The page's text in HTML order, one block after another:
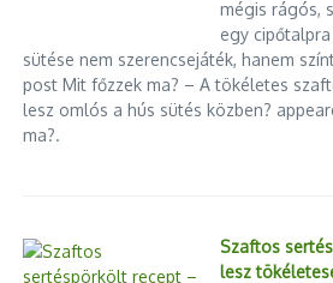
mégis rágós,
egy
sütése nem szerencsejáték, hanem
post Mit főzzek ma? – A tökéletes
lesz omlós a hús sütés közben?
ma?.
Szaftos
lesz